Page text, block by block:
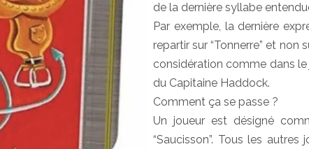
de la dernière syllabe
Par exemple, la dernière
repartir sur “Tonnerre” et non
considération comme dans le
du Capitaine Haddock.
Comment ça se passe ?
Un joueur est désigné
“Saucisson”. Tous les